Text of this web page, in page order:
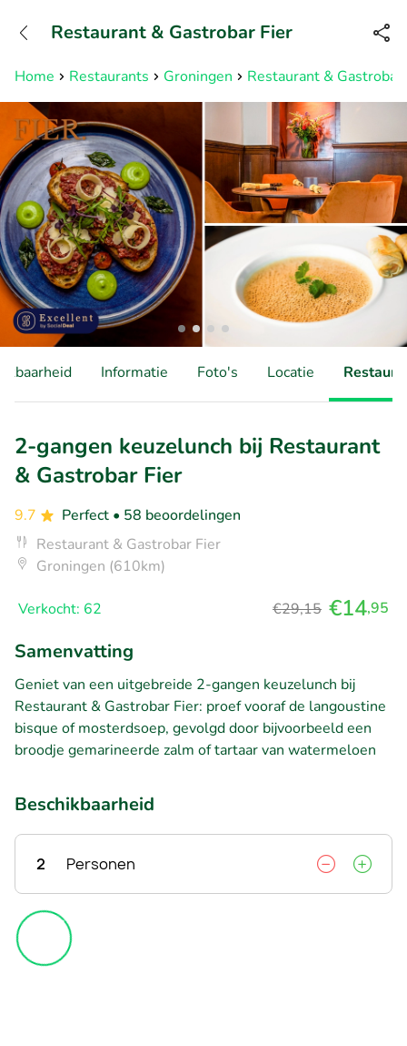
Bereikbaar tot 23:00 uur
Home Restaurants Groningen Restaurant & Gastrobar
Restaurant & Gastrobar Fier
Informatie Foto's Locatie
2-gangen keuzelunch bij Restaurant
& Gastrobar Fier
9.7 Perfect • 58 beoordelingen
Restaurant & Gastrobar Fier
Groningen (610km)
Verkocht: 62 €29,15 €14,95
Samenvatting
Geniet van een uitgebreide 2-gangen keuzelunch bij
Restaurant & Gastrobar Fier: proef vooraf de langoustine
bisque of mosterdsoep, gevolgd door bijvoorbeeld een
broodje gemarineerde zalm of tartaar van watermeloen
Beschikbaarheid
2 Personen